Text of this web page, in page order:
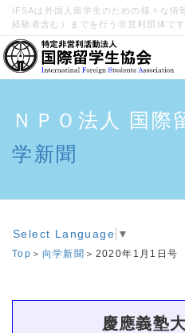
IFSAは外国人留学生のための様々な情
経験者含む）までを行う非営利団体です
ＮＰＯ法人 国際
学新聞
Select Language ▼
Top ＞ 向学新聞 ＞2020年1月1日号
慶應義塾